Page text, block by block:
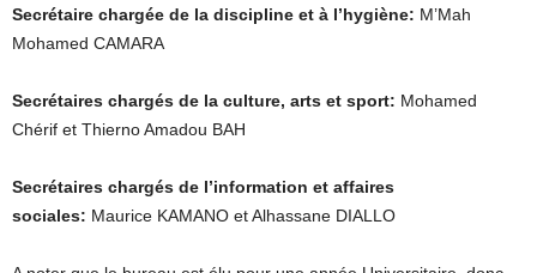
Secrétaire chargée de la discipline et à l’hygiène: M’Mah
Mohamed CAMARA
Secrétaires chargés de la culture, arts et sport: Mohamed
Chérif et Thierno Amadou BAH
Secrétaires chargés de l’information et affaires
sociales: Maurice KAMANO et Alhassane DIALLO